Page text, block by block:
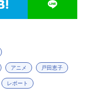
アニメ 戸田恵子
レポート